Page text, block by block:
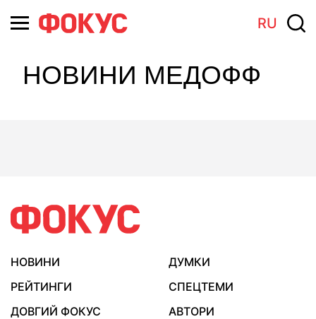
RU
НОВИНИ МЕДОФФ
НОВИНИ
ДУМКИ
РЕЙТИНГИ
СПЕЦТЕМИ
ДОВГИЙ ФОКУС
АВТОРИ